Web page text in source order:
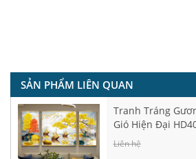
SẢN PHẨM LIÊN QUAN
Tranh Tráng
Gió Hiện Đại
Liên hệ